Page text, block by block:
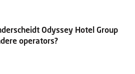
Odyssey Hotel Group
operators?